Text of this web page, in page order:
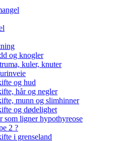
og knogler
kuler, knuter
og hud
hår og negler
munn og slimhinner
og dødelighet
som ligner hypothyreose
2 ?
i grenseland